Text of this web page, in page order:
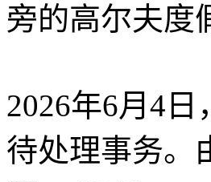
旁的高尔夫度
2026年6月4
待处理事务。